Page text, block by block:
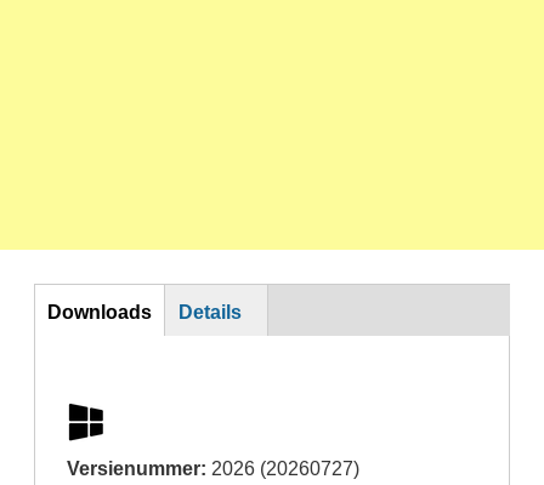
DL
Downloads Details
Versienummer: 2026 (20260727)